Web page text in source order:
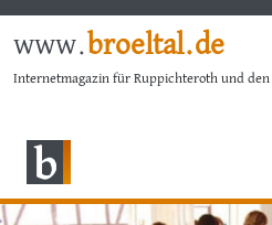
www.broeltal.de
Internetmagazin für Ruppichteroth und den